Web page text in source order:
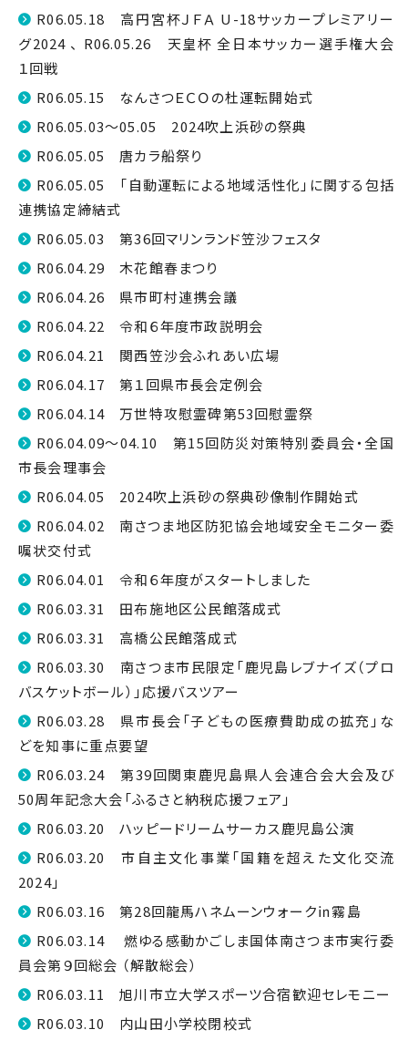
R06.05.18 高円宮杯ＪＦＡ U-18サッカープレミアリー
グ2024 、 R06.05.26 天皇杯 全日本サッカー選手権大会
１回戦
R06.05.15 なんさつＥＣＯの杜運転開始式
R06.05.03～05.05 2024吹上浜砂の祭典
R06.05.05 唐カラ船祭り
R06.05.05 「自動運転による地域活性化」に関する包括
連携協定締結式
R06.05.03 第36回マリンランド笠沙フェスタ
R06.04.29 木花館春まつり
R06.04.26 県市町村連携会議
R06.04.22 令和６年度市政説明会
R06.04.21 関西笠沙会ふれあい広場
R06.04.17 第１回県市長会定例会
R06.04.14 万世特攻慰霊碑第53回慰霊祭
R06.04.09～04.10 第15回防災対策特別委員会・全国
市長会理事会
R06.04.05 2024吹上浜砂の祭典砂像制作開始式
R06.04.02 南さつま地区防犯協会地域安全モニター委
嘱状交付式
R06.04.01 令和６年度がスタートしました
R06.03.31 田布施地区公民館落成式
R06.03.31 高橋公民館落成式
R06.03.30 南さつま市民限定「鹿児島レブナイズ（プロ
バスケットボール）」応援バスツアー
R06.03.28 県市長会「子どもの医療費助成の拡充」な
どを知事に重点要望
R06.03.24 第39回関東鹿児島県人会連合会大会及び
50周年記念大会「ふるさと納税応援フェア」
R06.03.20 ハッピードリームサーカス鹿児島公演
R06.03.20 市自主文化事業「国籍を超えた文化交流
2024」
R06.03.16 第28回龍馬ハネムーンウォーク㏌霧島
R06.03.14 燃ゆる感動かごしま国体南さつま市実行委
員会第９回総会 （解散総会）
R06.03.11 旭川市立大学スポーツ合宿歓迎セレモニー
R06.03.10 内山田小学校閉校式